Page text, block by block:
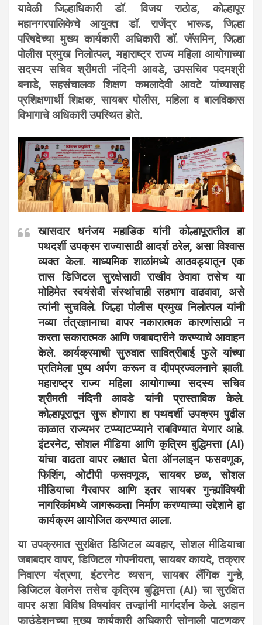
यावेळी जिल्हाधिकारी डॉ. विजय राठोड, कोल्हापूर
महानगरपालिकेचे आयुक्त डॉ. राजेंद्र भारूड, जिल्हा
परिषदेच्या मुख्य कार्यकारी अधिकारी डॉ. जॅसमिन, जिल्हा
पोलीस प्रमुख निलोत्पल, महाराष्ट्र राज्य महिला आयोगाच्या
सदस्य सचिव श्रीमती नंदिनी आवडे, उपसचिव पदमश्री
बनाडे, सहसंचालक शिक्षण कमलादेवी आवटे यांच्यासह
प्रशिक्षणार्थी शिक्षक, सायबर पोलीस, महिला व बालविकास
विभागाचे अधिकारी उपस्थित होते.
खासदार धनंजय महाडिक यांनी कोल्हापूरातील हा
पथदर्शी उपक्रम राज्यासाठी आदर्श ठरेल, असा विश्वास
व्यक्त केला. माध्यमिक शाळांमध्ये आठवड्यातून एक
तास डिजिटल सुरक्षेसाठी राखीव ठेवावा तसेच या
मोहिमेत स्वयंसेवी संस्थांचाही सहभाग वाढवावा, असे
त्यांनी सुचविले. जिल्हा पोलीस प्रमुख निलोत्पल यांनी
नव्या तंत्रज्ञानाचा वापर नकारात्मक कारणांसाठी न
करता सकारात्मक आणि जबाबदारीने करण्याचे आवाहन
केले. कार्यक्रमाची सुरुवात सावित्रीबाई फुले यांच्या
प्रतिमेला पुष्प अर्पण करून व दीपप्रज्वलनाने झाली.
महाराष्ट्र राज्य महिला आयोगाच्या सदस्य सचिव
श्रीमती नंदिनी आवडे यांनी प्रास्ताविक केले.
कोल्हापूरातून सुरू होणारा हा पथदर्शी उपक्रम पुढील
काळात राज्यभर टप्प्याटप्प्याने राबविण्यात येणार आहे.
इंटरनेट, सोशल मीडिया आणि कृत्रिम बुद्धिमत्ता (AI)
यांचा वाढता वापर लक्षात घेता ऑनलाइन फसवणूक,
फिशिंग, ओटीपी फसवणूक, सायबर छळ, सोशल
मीडियाचा गैरवापर आणि इतर सायबर गुन्ह्यांविषयी
नागरिकांमध्ये जागरूकता निर्माण करण्याच्या उद्देशाने हा
कार्यक्रम आयोजित करण्यात आला.
या उपक्रमात सुरक्षित डिजिटल व्यवहार, सोशल मीडियाचा
जबाबदार वापर, डिजिटल गोपनीयता, सायबर कायदे, तक्रार
निवारण यंत्रणा, इंटरनेट व्यसन, सायबर लैंगिक गुन्हे,
डिजिटल वेलनेस तसेच कृत्रिम बुद्धिमत्ता (AI) चा सुरक्षित
वापर अशा विविध विषयांवर तज्ज्ञांनी मार्गदर्शन केले. अहान
फाउंडेशनच्या मुख्य कार्यकारी अधिकारी सोनाली पाटणकर